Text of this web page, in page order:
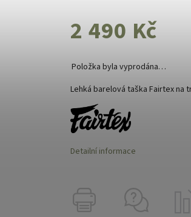
2 490 Kč
Položka byla vyprodána…
Lehká barelová taška Fairtex na
Detailní informace